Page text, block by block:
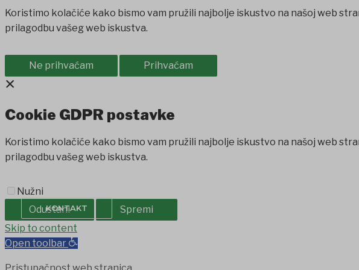
PROIZVODI IZ OPĆINE
KONTAKT
Koristimo kolačiće kako bismo vam pružili najbolje iskustvo na našoj web
prilagodbu vašeg web iskustva.
Ne prihvaćam Prihvaćam
×
Cookie GDPR postavke
Koristimo kolačiće kako bismo vam pružili najbolje iskustvo na našoj web
prilagodbu vašeg web iskustva.
Nužni
Odustani
Spremi
holiganbetHoliganbet
Skip to content
Open toolbar
Pristupačnost web stranica